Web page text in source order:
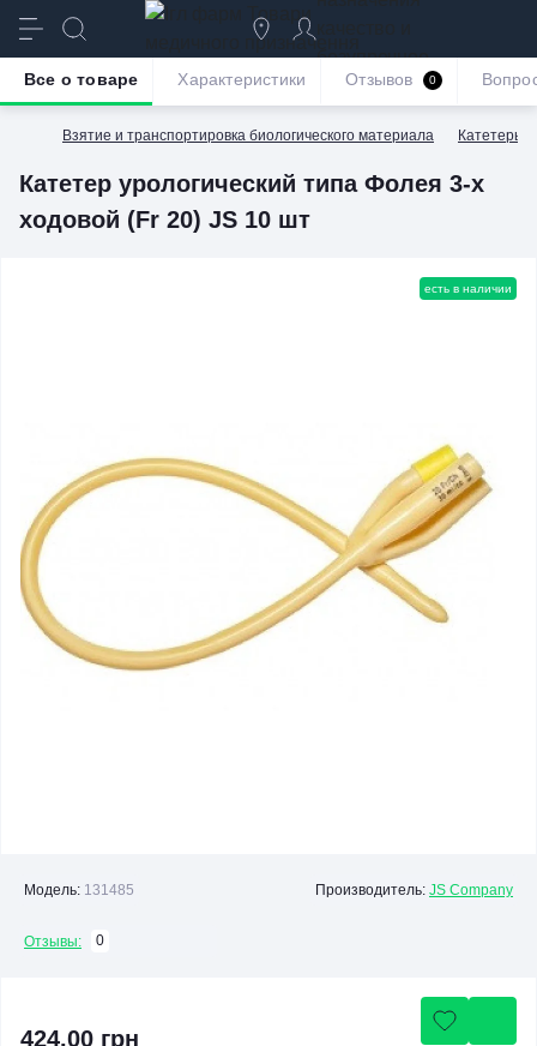
безупречное
обслуживание
Взятие и транспортировка биологического материала Катетеры
Катетер урологический типа Фолея 3-х
ходовой (Fr 20) JS 10 шт
Все о товаре Характеристики Отзывов 0
есть в наличии
Модель: 131485 Производитель: JS Company
Отзывы: 0
424.00 грн